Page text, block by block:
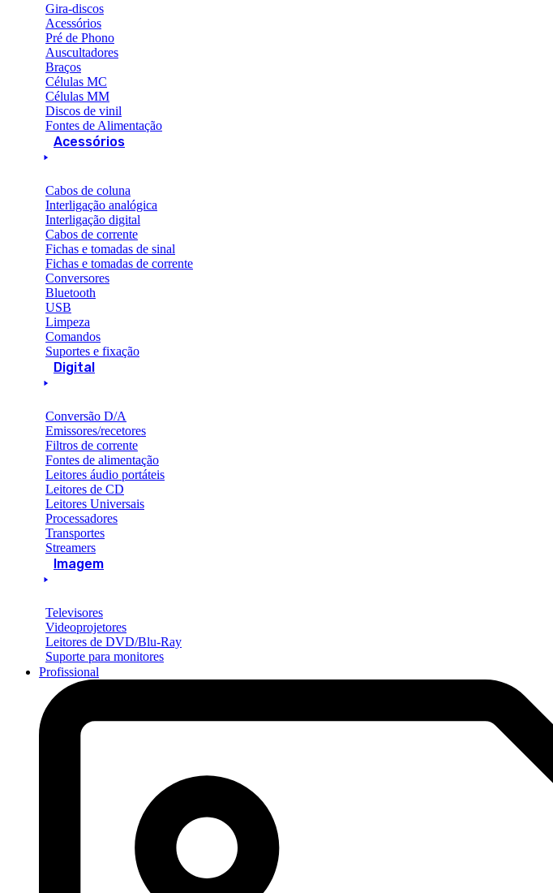
Gira-discos
Acessórios
Pré de Phono
Auscultadores
Braços
Células MC
Células MM
Discos de vinil
Fontes de Alimentação
Acessórios
Cabos de coluna
Interligação analógica
Interligação digital
Cabos de corrente
Fichas e tomadas de sinal
Fichas e tomadas de corrente
Conversores
Bluetooth
USB
Limpeza
Comandos
Suportes e fixação
Digital
Conversão D/A
Emissores/recetores
Filtros de corrente
Fontes de alimentação
Leitores áudio portáteis
Leitores de CD
Leitores Universais
Processadores
Transportes
Streamers
Imagem
Televisores
Videoprojetores
Leitores de DVD/Blu-Ray
Suporte para monitores
Profissional